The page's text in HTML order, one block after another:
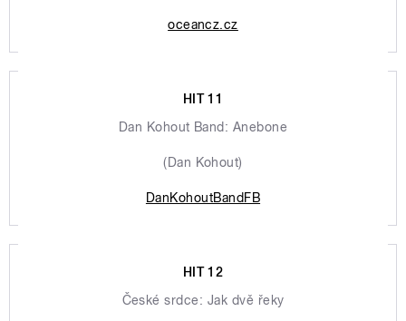
oceancz.cz
HIT 11
Dan Kohout Band: Anebone
(Dan Kohout)
DanKohoutBandFB
HIT 12
České srdce: Jak dvě řeky